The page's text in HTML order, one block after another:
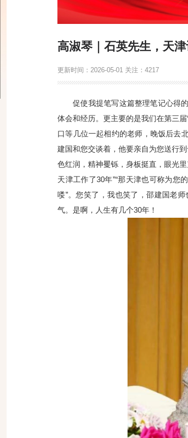
高淑琴｜石英先生，天
更新时间：2026-05-01 关注：4217
促使我提笔写这篇整理笔记心得
体会和经历。更主要的是我们在第三
口等几位一起相约的老师，晚饭后去
建国和您交谈着，他要亲自为您送行
色红润，精神矍铄，身板挺直，眼光
天津工作了30年”“那天津也可称为您
喽”。您笑了，我也笑了，邵建国老
气。是啊，人生有几个30年！